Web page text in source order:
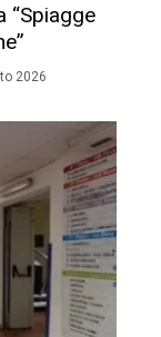
“Spiagge
2026